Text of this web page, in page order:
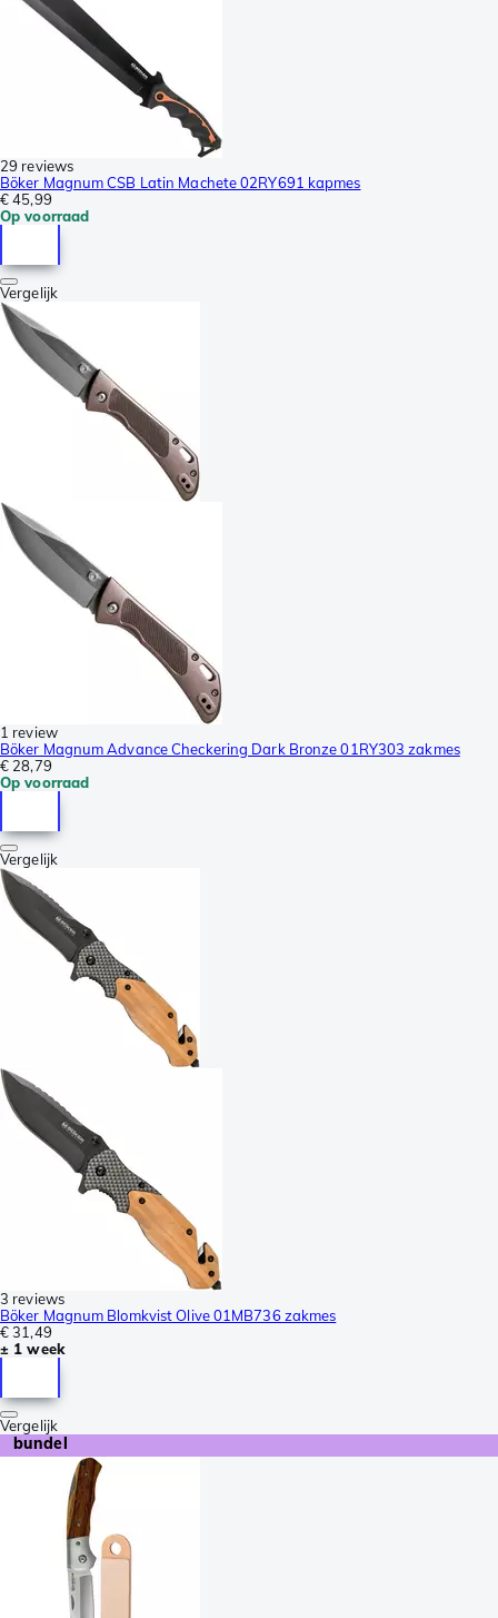
29 reviews
Böker Magnum CSB Latin Machete 02RY691 kapmes
€ 45,99
Op voorraad
Vergelijk
1 review
Böker Magnum Advance Checkering Dark Bronze 01RY303 zakmes
€ 28,79
Op voorraad
Vergelijk
3 reviews
Böker Magnum Blomkvist Olive 01MB736 zakmes
€ 31,49
± 1 week
Vergelijk
bundel